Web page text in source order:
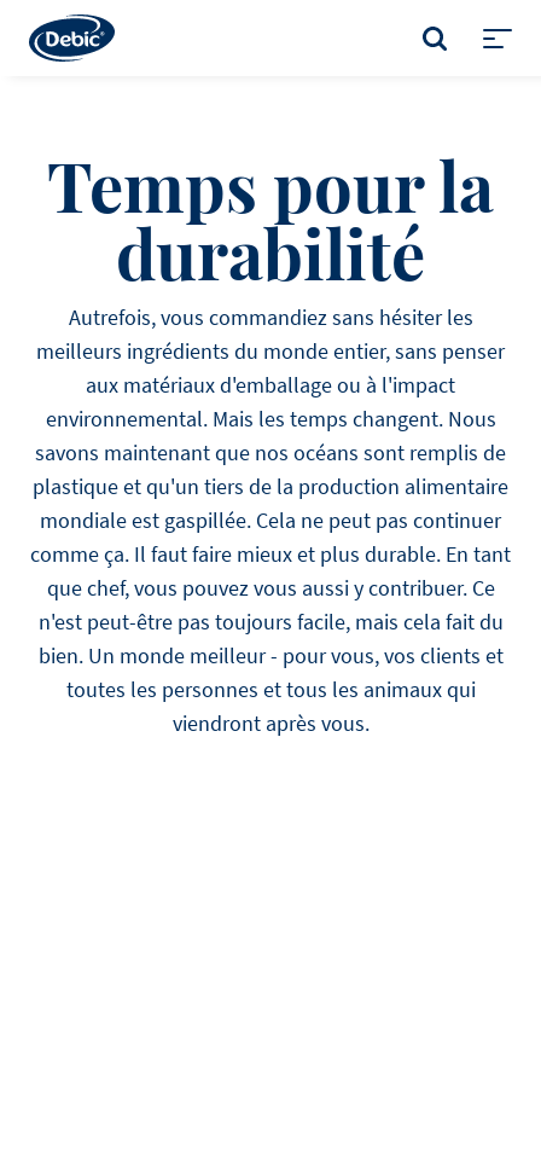
main
RECHERCHER
Temps pour la
durabilité
Autrefois, vous commandiez sans hésiter les
meilleurs ingrédients du monde entier, sans penser
aux matériaux d'emballage ou à l'impact
environnemental. Mais les temps changent. Nous
savons maintenant que nos océans sont remplis de
plastique et qu'un tiers de la production alimentaire
mondiale est gaspillée. Cela ne peut pas continuer
comme ça. Il faut faire mieux et plus durable. En tant
que chef, vous pouvez vous aussi y contribuer. Ce
n'est peut-être pas toujours facile, mais cela fait du
bien. Un monde meilleur - pour vous, vos clients et
toutes les personnes et tous les animaux qui
viendront après vous.